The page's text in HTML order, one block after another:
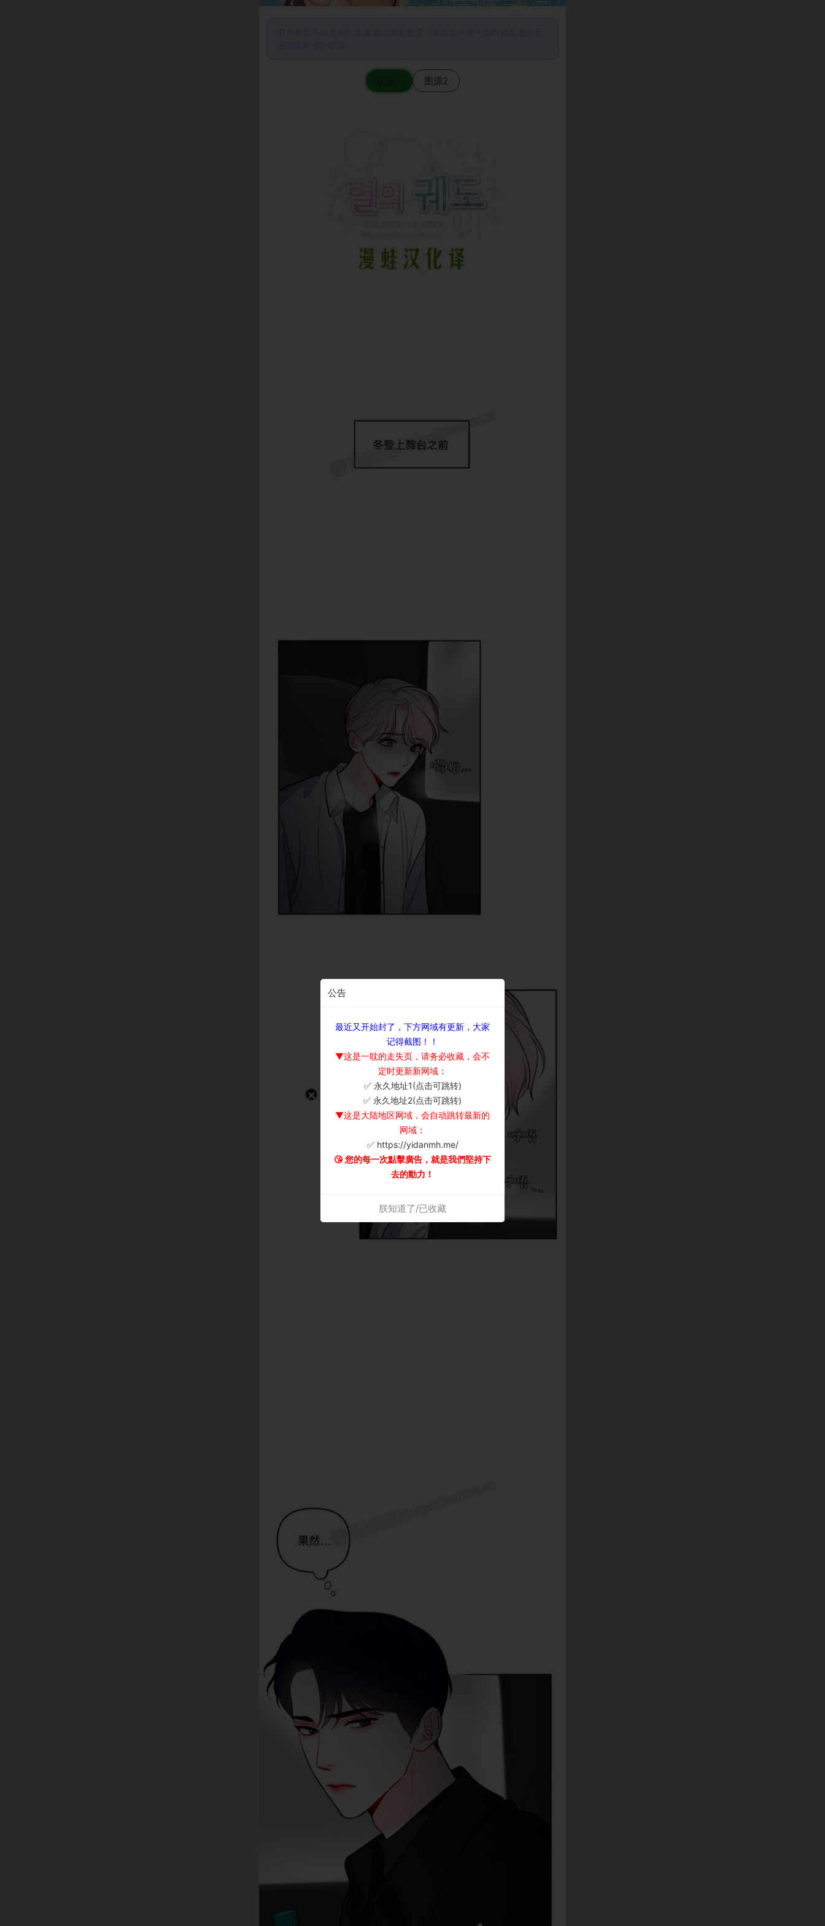
图源2
公告
最近又开始封了，下方网域有更新，大家
记得截图！！
▼这是一耽的走失页，请务必收藏，会不
定时更新新网域：
✅ 永久地址1(点击可跳转)
✅ 永久地址2(点击可跳转)
▼这是大陆地区网域，会自动跳转最新的
网域：
✅ https://yidanmh.me/
😘 您的每一次點擊廣告，就是我們堅持下
去的動力！
朕知道了/已收藏
×